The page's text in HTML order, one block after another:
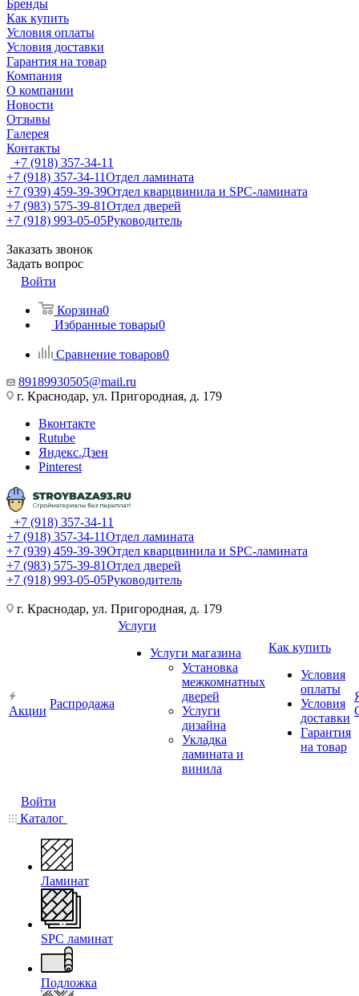
Бренды
Как купить
Условия оплаты
Условия доставки
Гарантия на товар
Компания
О компании
Новости
Отзывы
Галерея
Контакты
+7 (918) 357-34-11
+7 (918) 357-34-11Отдел ламината
+7 (939) 459-39-39Отдел кварцвинила и SPC-ламината
+7 (983) 575-39-81Отдел дверей
+7 (918) 993-05-05Руководитель
Заказать звонок
Задать вопрос
Войти
Корзина0
Избранные товары0
Сравнение товаров0
89189930505@mail.ru
г. Краснодар, ул. Пригородная, д. 179
Вконтакте
Rutube
Яндекс.Дзен
Pinterest
+7 (918) 357-34-11
+7 (918) 357-34-11Отдел ламината
+7 (939) 459-39-39Отдел кварцвинила и SPC-ламината
+7 (983) 575-39-81Отдел дверей
+7 (918) 993-05-05Руководитель
г. Краснодар, ул. Пригородная, д. 179
Акции
Распродажа
Услуги
Услуги магазина
Установка
межкомнатных
дверей
Услуги
дизайна
Укладка
ламината и
винила
Как купить
Условия
оплаты
Условия
доставки
Гарантия
на товар
Войти
Каталог
Ламинат
SPC ламинат
Подложка